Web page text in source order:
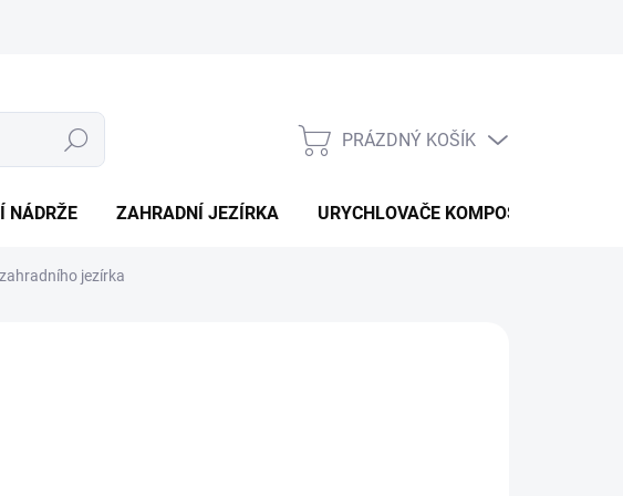
Hledat
NÁKUPNÍ
PRÁZDNÝ KOŠÍK
NÁDRŽE ZAHRADNÍ JEZÍRKA URYCHLOVAČE KOMPOSTU
jezírka